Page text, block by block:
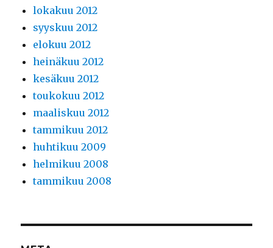
lokakuu 2012
syyskuu 2012
elokuu 2012
heinäkuu 2012
kesäkuu 2012
toukokuu 2012
maaliskuu 2012
tammikuu 2012
huhtikuu 2009
helmikuu 2008
tammikuu 2008